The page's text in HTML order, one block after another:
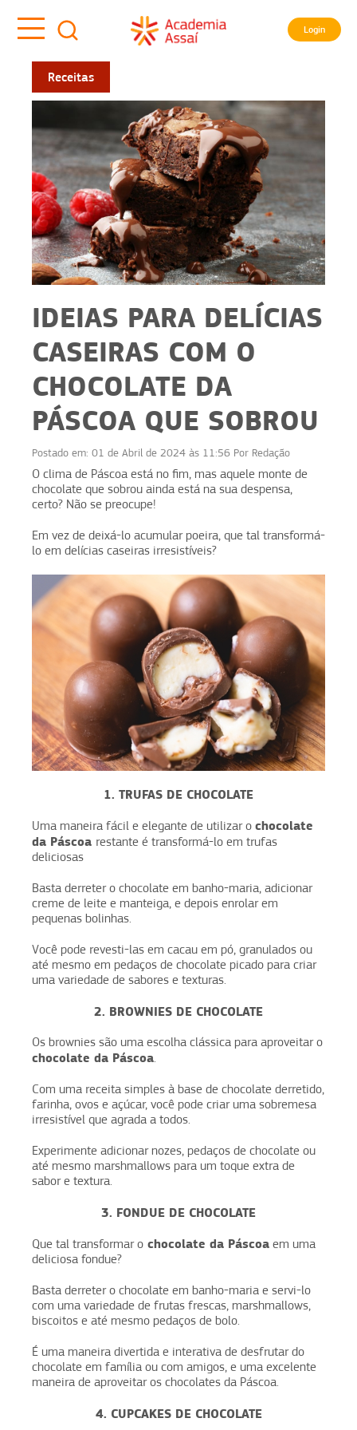
Login
Receitas
IDEIAS PARA DELÍCIAS
CASEIRAS COM O
CHOCOLATE DA
PÁSCOA QUE SOBROU
Postado em: 01 de Abril de 2024 às 11:56 Por Redação
O clima de Páscoa está no fim, mas aquele monte de
chocolate que sobrou ainda está na sua despensa,
certo? Não se preocupe!
Em vez de deixá-lo acumular poeira, que tal transformá-
lo em delícias caseiras irresistíveis?
1. TRUFAS DE CHOCOLATE
Uma maneira fácil e elegante de utilizar o chocolate
da Páscoa restante é transformá-lo em trufas
deliciosas
Basta derreter o chocolate em banho-maria, adicionar
creme de leite e manteiga, e depois enrolar em
pequenas bolinhas.
Você pode revesti-las em cacau em pó, granulados ou
até mesmo em pedaços de chocolate picado para criar
uma variedade de sabores e texturas.
2. BROWNIES DE CHOCOLATE
Os brownies são uma escolha clássica para aproveitar o
chocolate da Páscoa.
Com uma receita simples à base de chocolate derretido,
farinha, ovos e açúcar, você pode criar uma sobremesa
irresistível que agrada a todos.
Experimente adicionar nozes, pedaços de chocolate ou
até mesmo marshmallows para um toque extra de
sabor e textura.
3. FONDUE DE CHOCOLATE
Que tal transformar o chocolate da Páscoa em uma
deliciosa fondue?
Basta derreter o chocolate em banho-maria e servi-lo
com uma variedade de frutas frescas, marshmallows,
biscoitos e até mesmo pedaços de bolo.
É uma maneira divertida e interativa de desfrutar do
chocolate em família ou com amigos, e uma excelente
maneira de aproveitar os chocolates da Páscoa.
4. CUPCAKES DE CHOCOLATE